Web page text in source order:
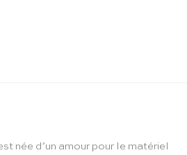
née d’un amour pour le matériel